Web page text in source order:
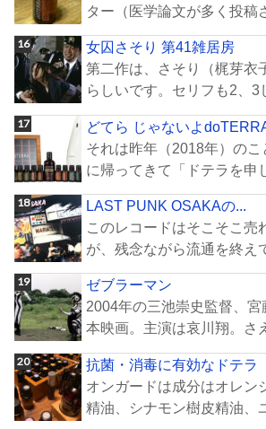
ター（医学論文が多く投稿
女囚さそり 第41雑居房
第二作は、さそり（梶芽衣
らしいです。セリフも2、3
どてら じゃないよ
それは昨年（2018年）のこ
に帰ってきて「ドテラを申
LAST PUNK OSAKAの...
このレコードはそこそこ売
が、残念ながら流通を終え
ゼブラーマン
2004年の三池崇史監督、宮
本映画。主演は哀川翔。さ
抗菌・消毒に有効なドテラ
オンガードは成分はオレン
精油、シナモン樹皮精油、